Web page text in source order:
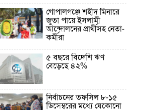
গোপালগঞ্জে শহীদ মিনারে
জুতা পায়ে ইসলামী
আন্দোলনের প্রার্থীসহ নেতা-
কর্মীরা
৫ বছরে বিদেশি ঋণ
বেড়েছে ৪২%
নির্বাচনের তফসিল ৮-১৫
ডিসেম্বরের মধ্যে যেকোনো